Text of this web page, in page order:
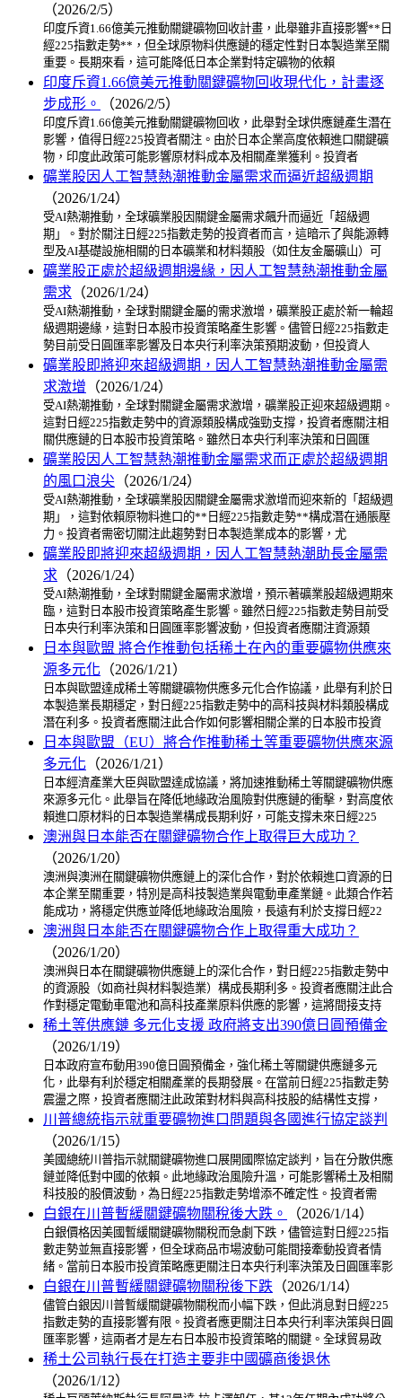
（2026/2/5）
印度斥資1.66億美元推動關鍵礦物回收計畫，此舉雖非直接影響**日
經225指數走勢**，但全球原物料供應鏈的穩定性對日本製造業至關
重要。長期來看，這可能降低日本企業對特定礦物的依賴
印度斥資1.66億美元推動關鍵礦物回收現代化，計畫逐
步成形。
（2026/2/5）
印度斥資1.66億美元推動關鍵礦物回收，此舉對全球供應鏈產生潛在
影響，值得日經225投資者關注。由於日本企業高度依賴進口關鍵礦
物，印度此政策可能影響原材料成本及相關產業獲利。投資者
礦業股因人工智慧熱潮推動金屬需求而逼近超級週期
（2026/1/24）
受AI熱潮推動，全球礦業股因關鍵金屬需求飆升而逼近「超級週
期」。對於關注日經225指數走勢的投資者而言，這暗示了與能源轉
型及AI基礎設施相關的日本礦業和材料類股（如住友金屬礦山）可
礦業股正處於超級週期邊緣，因人工智慧熱潮推動金屬
需求 （2026/1/24）
受AI熱潮推動，全球對關鍵金屬的需求激增，礦業股正處於新一輪超
級週期邊緣，這對日本股市投資策略產生影響。儘管日經225指數走
勢目前受日圓匯率影響及日本央行利率決策預期波動，但投資人
礦業股即將迎來超級週期，因人工智慧熱潮推動金屬需
求激增 （2026/1/24）
受AI熱潮推動，全球對關鍵金屬需求激增，礦業股正迎來超級週期。
這對日經225指數走勢中的資源類股構成強勁支撐，投資者應關注相
關供應鏈的日本股市投資策略。雖然日本央行利率決策和日圓匯
礦業股因人工智慧熱潮推動金屬需求而正處於超級週期
的風口浪尖 （2026/1/24）
受AI熱潮推動，全球礦業股因關鍵金屬需求激增而迎來新的「超級週
期」，這對依賴原物料進口的**日經225指數走勢**構成潛在通脹壓
力。投資者需密切關注此趨勢對日本製造業成本的影響，尤
礦業股即將迎來超級週期，因人工智慧熱潮助長金屬需
求 （2026/1/24）
受AI熱潮推動，全球對關鍵金屬需求激增，預示著礦業股超級週期來
臨，這對日本股市投資策略產生影響。雖然日經225指數走勢目前受
日本央行利率決策和日圓匯率影響波動，但投資者應關注資源類
日本與歐盟 將合作推動包括稀土在內的重要礦物供應來
源多元化 （2026/1/21）
日本與歐盟達成稀土等關鍵礦物供應多元化合作協議，此舉有利於日
本製造業長期穩定，對日經225指數走勢中的高科技與材料類股構成
潛在利多。投資者應關注此合作如何影響相關企業的日本股市投資
日本與歐盟（EU）將合作推動稀土等重要礦物供應來源
多元化 （2026/1/21）
日本經濟產業大臣與歐盟達成協議，將加速推動稀土等關鍵礦物供應
來源多元化。此舉旨在降低地緣政治風險對供應鏈的衝擊，對高度依
賴進口原材料的日本製造業構成長期利好，可能支撐未來日經225
澳洲與日本能否在關鍵礦物合作上取得巨大成功？
（2026/1/20）
澳洲與澳洲在關鍵礦物供應鏈上的深化合作，對於依賴進口資源的日
本企業至關重要，特別是高科技製造業與電動車產業鏈。此類合作若
能成功，將穩定供應並降低地緣政治風險，長遠有利於支撐日經22
澳洲與日本能否在關鍵礦物合作上取得重大成功？
（2026/1/20）
澳洲與日本在關鍵礦物供應鏈上的深化合作，對日經225指數走勢中
的資源股（如商社與材料製造業）構成長期利多。投資者應關注此合
作對穩定電動車電池和高科技產業原料供應的影響，這將間接支持
稀土等供應鏈 多元化支援 政府將支出390億日圓預備金
（2026/1/19）
日本政府宣布動用390億日圓預備金，強化稀土等關鍵供應鏈多元
化，此舉有利於穩定相關產業的長期發展。在當前日經225指數走勢
震盪之際，投資者應關注此政策對材料與高科技股的結構性支撐，
川普總統指示就重要礦物進口問題與各國進行協定談判
（2026/1/15）
美國總統川普指示就關鍵礦物進口展開國際協定談判，旨在分散供應
鏈並降低對中國的依賴。此地緣政治風險升溫，可能影響稀土及相關
科技股的股價波動，為日經225指數走勢增添不確定性。投資者需
白銀在川普暫緩關鍵礦物關稅後大跌。 （2026/1/14）
白銀價格因美國暫緩關鍵礦物關稅而急劇下跌，儘管這對日經225指
數走勢並無直接影響，但全球商品市場波動可能間接牽動投資者情
緒。當前日本股市投資策略應更關注日本央行利率決策及日圓匯率影
白銀在川普暫緩關鍵礦物關稅後下跌 （2026/1/14）
儘管白銀因川普暫緩關鍵礦物關稅而小幅下跌，但此消息對日經225
指數走勢的直接影響有限。投資者應更關注日本央行利率決策與日圓
匯率影響，這兩者才是左右日本股市投資策略的關鍵。全球貿易政
稀土公司執行長在打造主要非中國礦商後退休
（2026/1/12）